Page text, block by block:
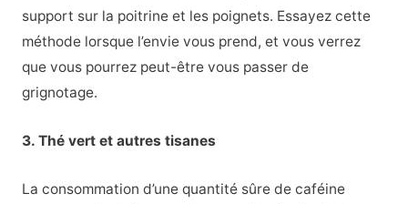
support sur la poitrine et les poignets. Essayez cette
méthode lorsque l’envie vous prend, et vous verrez
que vous pourrez peut-être vous passer de
grignotage.
3. Thé vert et autres tisanes
La consommation d’une quantité sûre de caféine